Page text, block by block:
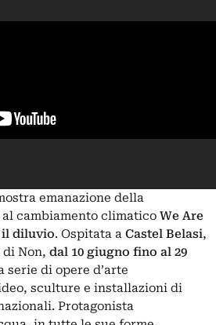
emanazione della
cambiamento climatico We Are
il diluvio. Ospitata a Castel Belasi,
di Non, dal 10 giugno fino al 29
serie di opere d’arte
sculture e installazioni di
Protagonista